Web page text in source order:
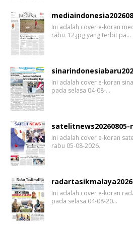
Ini adalah cover e-koran
rabu_12.jpg yang terbit pa…
Ini adalah cover e-koran
pada selasa 04-08-…
satelitnews20260805-
Ini adalah cover e-koran
rabu 05-08-2026.
Ini adalah cover e-koran
pada selasa 04-08-20…